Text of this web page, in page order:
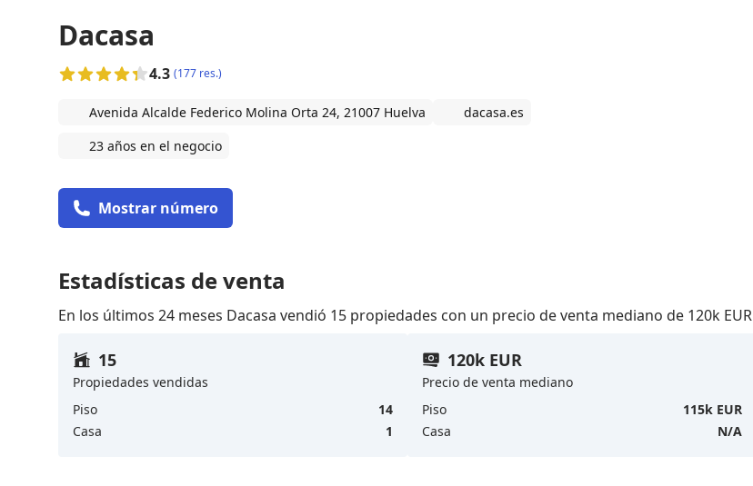
Dacasa
4.3 (177 res.)
Avenida Alcalde Federico Molina Orta 24, 21007 Huelva
dacasa.es
23 años en el negocio
Mostrar número
Estadísticas de venta
En los últimos 24 meses Dacasa vendió 15 propiedades con un precio de venta mediano de 120k EUR
15
Propiedades vendidas
Piso
14
Casa
1
120k EUR
Precio de venta mediano
Piso
115k EUR
Casa
N/A